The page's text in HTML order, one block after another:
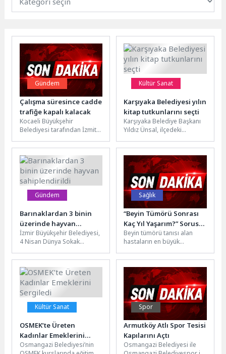
Gündem
Çalışma süresince cadde
trafiğe kapalı kalacak
Kocaeli Büyükşehir
Belediyesi tarafından İzmit
Bağımsızlık Caddesi’nde
planlanan altyapı çalışmaları
sürüyor. Cadde,...
Kültür Sanat
Karşıyaka Belediyesi yılın
kitap tutkunlarını seçti
Karşıyaka Belediye Başkanı
Yıldız Ünsal, ilçedeki
yararlanarak en çok kitap
okuyan çocuk ve
yetişkinlere...
Gündem
Barınaklardan 3 binin
üzerinde hayvan
sahiplendirildi
İzmir Büyükşehir Belediyesi,
4 Nisan Dünya Sokak
bakımevlerinde bulunan
sahipsiz hayvanların sıcak
bir...
Sağlık
“Beyin Tümörü Sonrası
Kaç Yıl Yaşarım?” Sorusu
Artık Değişiyor
Beyin tümörü tanısı alan
hastaların en büyük
aynı soru işaretine
dönüşüyor: “Kaç...
Kültür Sanat
OSMEK’te Üreten
Kadınlar Emeklerini
Sergiledi
Osmangazi Belediyesi’nin
Spor
Armutköy Atlı Spor Tesisi
Kapılarını Açtı
Osmangazi Belediyesi ile